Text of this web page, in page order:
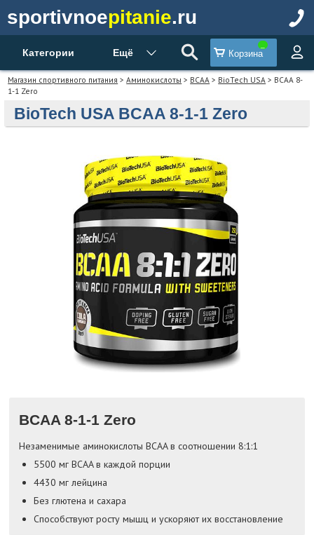
sportivnoepitanie.ru
Категории Ещё Корзина
Магазин спортивного питания >Аминокислоты > BCAA > BioTech USA > BCAA 8-
1-1 Zero
BioTech USA BCAA 8-1-1 Zero
BCAA 8-1-1 Zero
Незаменимые аминокислоты BCAA в соотношении 8:1:1
5500 мг BCAA в каждой порции
4430 мг лейцина
Без глютена и сахара
Способствуют росту мышц и ускоряют их восстановление